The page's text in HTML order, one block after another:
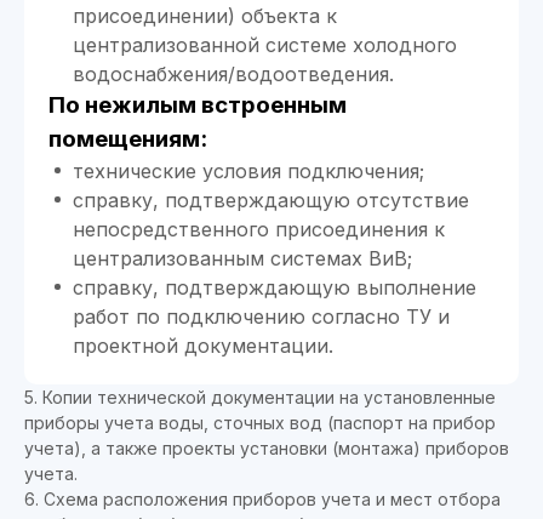
присоединении) объекта к
централизованной системе холодного
водоснабжения/водоотведения.
По нежилым встроенным
помещениям:
технические условия подключения;
справку, подтверждающую отсутствие
непосредственного присоединения к
централизованным системах ВиВ;
справку, подтверждающую выполнение
работ по подключению согласно ТУ и
проектной документации.
5. Копии технической документации на установленные
приборы учета воды, сточных вод (паспорт на прибор
учета), а также проекты установки (монтажа) приборов
учета.
6. Схема расположения приборов учета и мест отбора